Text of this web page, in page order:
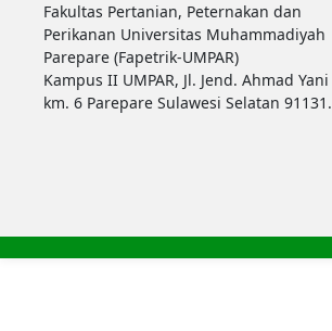
Fakultas Pertanian, Peternakan dan
Perikanan Universitas Muhammadiyah
Parepare (Fapetrik-UMPAR)
Kampus II UMPAR, Jl. Jend. Ahmad Yani
km. 6 Parepare Sulawesi Selatan 91131.